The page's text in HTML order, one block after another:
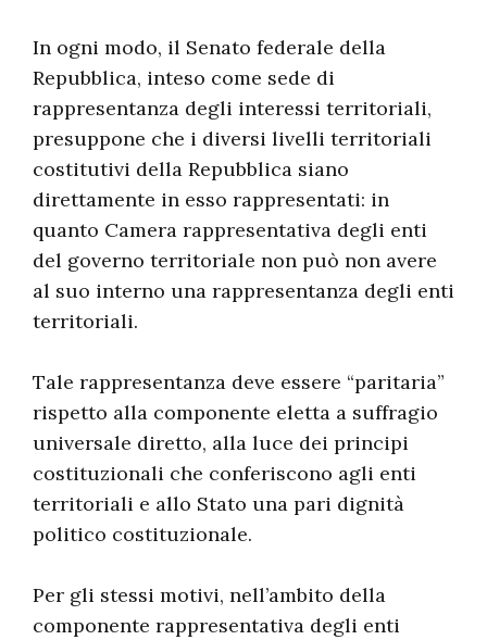
In ogni modo, il Senato federale della
Repubblica, inteso come sede di
rappresentanza degli interessi territoriali,
presuppone che i diversi livelli territoriali
costitutivi della Repubblica siano
direttamente in esso rappresentati: in
quanto Camera rappresentativa degli enti
del governo territoriale non può non avere
al suo interno una rappresentanza degli enti
territoriali.
Tale rappresentanza deve essere “paritaria”
rispetto alla componente eletta a suffragio
universale diretto, alla luce dei principi
costituzionali che conferiscono agli enti
territoriali e allo Stato una pari dignità
politico costituzionale.
Per gli stessi motivi, nell’ambito della
componente rappresentativa degli enti